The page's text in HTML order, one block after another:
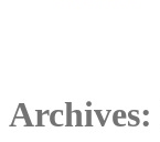
Archives: